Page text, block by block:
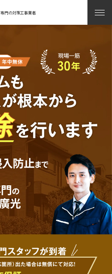
門の対策工事業者
入防止まで
の
光